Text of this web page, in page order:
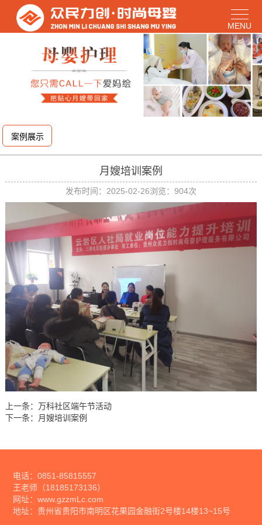
案例展示
月嫂培训案例
发布时间：2025-02-26浏览：904次
上一条： 万科社区端午节活动
下一条：
月嫂培训案例
电话：0851-85815557
王老师（18185173136）
网址：www.gzzmLc.com
地址：贵州省贵阳市南明区花果园金融街2号楼14楼13~15号